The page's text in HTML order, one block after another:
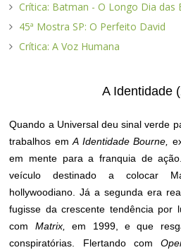
Crítica: Batman - O Longo Dia das
45ª Mostra SP: O Perfeito David
Crítica: A Voz Humana
A Identidade
Quando a Universal deu sinal verde
trabalhos emA Identidade Bourne,
em mente para a franquia de
veículo destinado a colocar
hollywoodiano. Já a segunda era
fugisse da crescente tendência por
com Matrix,em 1999, e que
conspiratórias. Flertando com